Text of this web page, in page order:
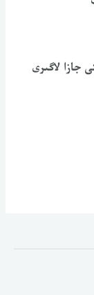
جازا لاگىرى